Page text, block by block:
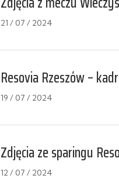
21 / 07 / 2024
Resovia Rzeszów –
19 / 07 / 2024
Zdjęcia ze sparingu
12 / 07 / 2024